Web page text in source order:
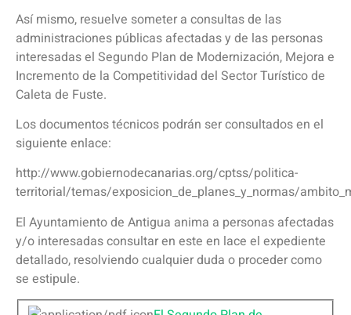
Así mismo, resuelve someter a consultas de las
administraciones públicas afectadas y de las personas
interesadas el Segundo Plan de Modernización, Mejora e
Incremento de la Competitividad del Sector Turístico de
Caleta de Fuste.
Los documentos técnicos podrán ser consultados en el
siguiente enlace:
http://www.gobiernodecanarias.org/cptss/politica-
territorial/temas/exposicion_de_planes_y_normas/
El Ayuntamiento de Antigua anima a personas afectadas
y/o interesadas consultar en este en lace el expediente
detallado, resolviendo cualquier duda o proceder como
se estipule.